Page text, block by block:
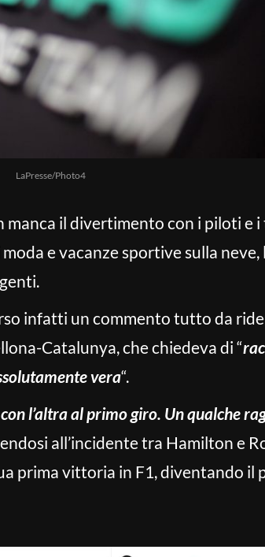
LaPresse/Photo4
manca il divertimento con i piloti e
e vacanze sportive sulla neve,
infatti un commento tutto da
Catalunya, che chiedeva di “
vera“.
l’altra al primo giro. Un qualche
all’incidente tra Hamilton e
prima vittoria in F1, diventando il